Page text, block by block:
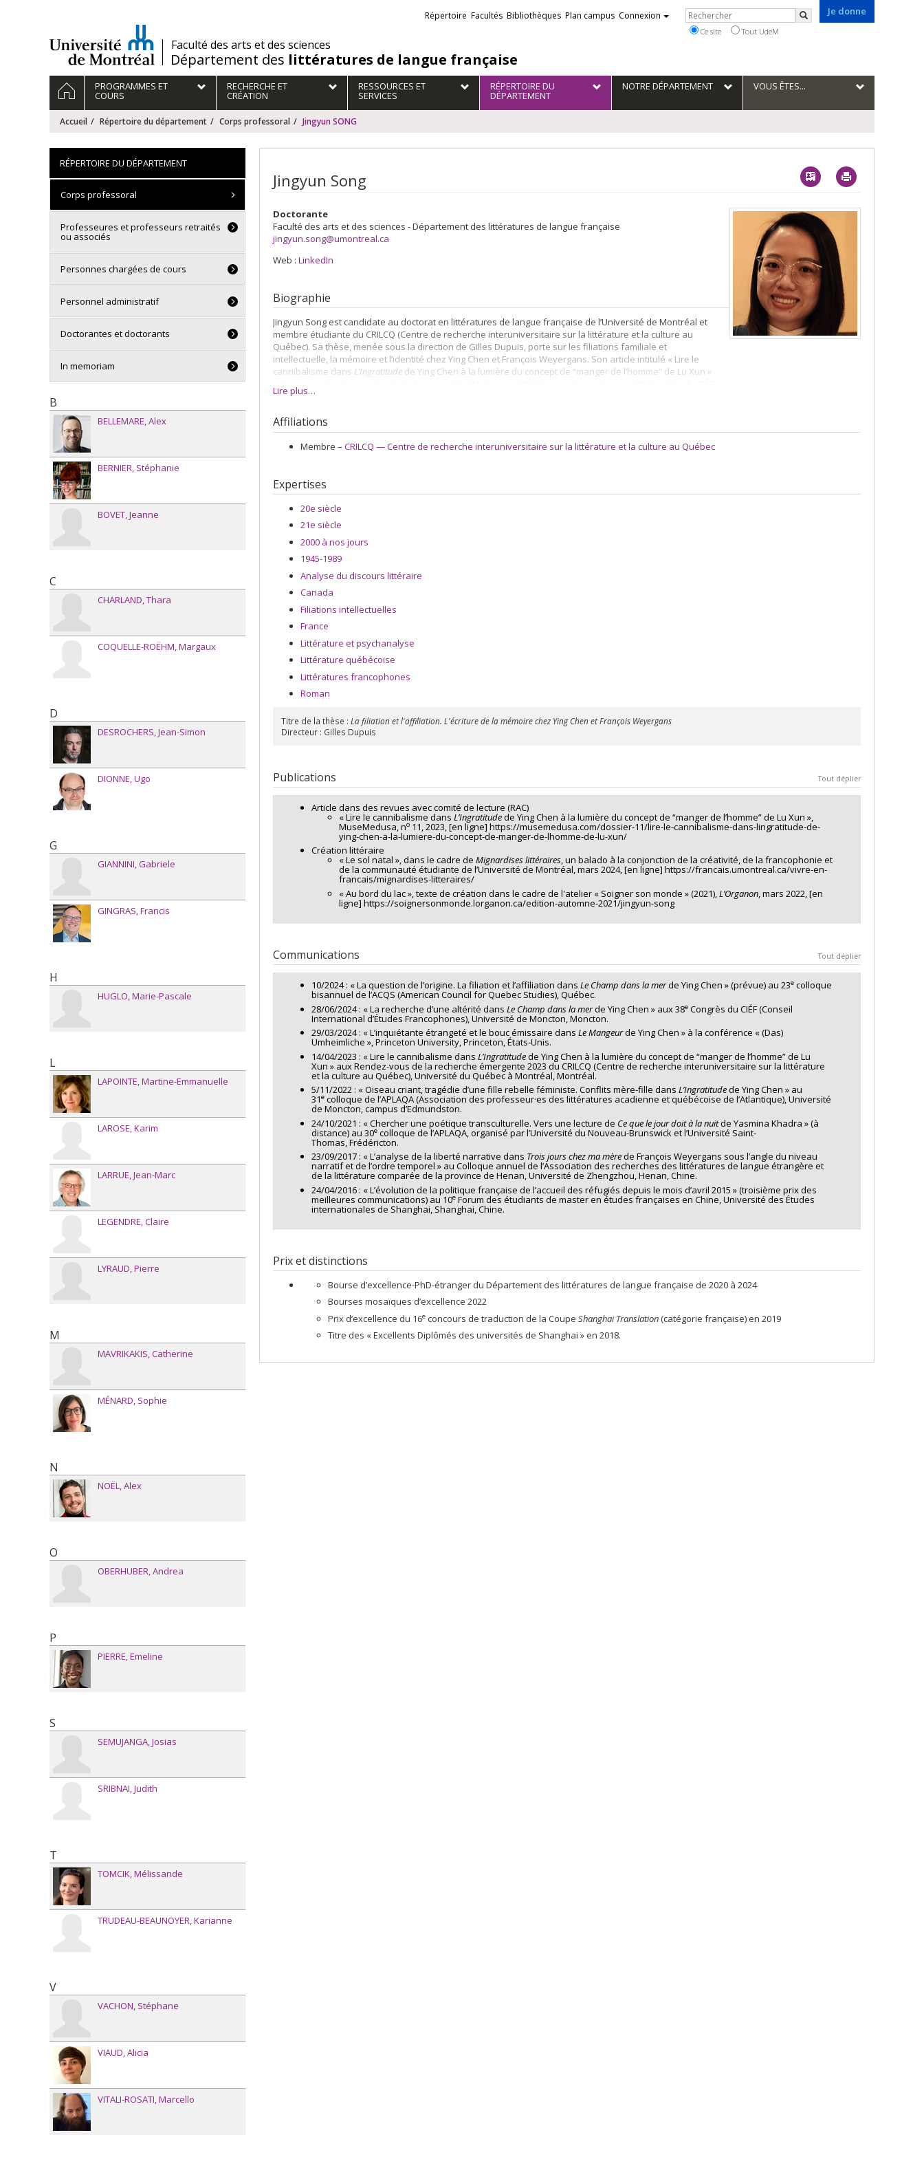
/Faculté des arts et des sciences
Département des littératures de langue française
Je donne
Liens
externes
Répertoire Facultés Bibliothèques Plan campus Connexion Rechercher
Rechercher
Ce site Tout UdeM
Navigation
principale
ACCUEILPROGRAMMES ET
COURS
RECHERCHE ET
CRÉATION
RESSOURCES ET
SERVICES
RÉPERTOIRE DU
DÉPARTEMENT
NOTRE DÉPARTEMENT VOUS ÊTES...
Accueil Répertoire du département Corps professoral Jingyun SONG
Jingyun Song Vcard
Doctorante
Faculté des arts et des sciences - Département des littératures de langue française
jingyun.song@umontreal.ca
Web : LinkedIn
Biographie
Jingyun Song est candidate au doctorat en littératures de langue française de l’Université de Montréal et
membre étudiante du CRILCQ (Centre de recherche interuniversitaire sur la littérature et la culture au
Québec). Sa thèse, menée sous la direction de Gilles Dupuis, porte sur les filiations familiale et
intellectuelle, la mémoire et l’identité chez Ying Chen et François Weyergans. Son article intitulé « Lire le
cannibalisme dans L’Ingratitude de Ying Chen à la lumière du concept de “manger de l’homme” de Lu Xun »
(Conseil International d’Études Francophones) en 2024 s’intitule « La recherche d’une altérité dans
Lire plus…
Affiliations
Membre – CRILCQ — Centre de recherche interuniversitaire sur la littérature et la culture au Québec
Expertises
20e siècle
21e siècle
2000 à nos jours
1945-1989
Analyse du discours littéraire
Canada
Filiations intellectuelles
France
Littérature et psychanalyse
Littérature québécoise
Littératures francophones
Roman
Titre de la thèse : La filiation et l'affiliation. L'écriture de la mémoire chez Ying Chen et François Weyergans
Directeur : Gilles Dupuis
Publications Tout déplier
Article dans des revues avec comité de lecture (RAC)
« Lire le cannibalisme dans L’Ingratitudede Ying Chen à la lumière du concept de “manger de l’homme” de Lu Xun »,
MuseMedusa, no 11, 2023, [en ligne] https://musemedusa.com/dossier-11/lire-le-cannibalisme-dans-lingratitude-de-
ying-chen-a-la-lumiere-du-concept-de-manger-de-lhomme-de-lu-xun/
Création littéraire
« Le sol natal », dans le cadre de Mignardises littéraires, un balado à la conjonction de la créativité, de la francophonie et
de la communauté étudiante de l’Université de Montréal, mars 2024, [en ligne] https://francais.umontreal.ca/vivre-en-
francais/mignardises-litteraires/
« Au bord du lac », texte de création dans le cadre de l'atelier « Soigner son monde » (2021),L’Organon, mars 2022, [en
ligne] https://soignersonmonde.lorganon.ca/edition-automne-2021/jingyun-song
Communications Tout déplier
10/2024 : « La question de l’origine. La filiation et l’affiliation dans Le Champ dans la merde Ying Chen » (prévue) au 23e colloque
bisannuel de l’ACQS (American Council for Quebec Studies), Québec.
28/06/2024 : « La recherche d’une altérité dans Le Champ dans la merde Ying Chen » aux 38e Congrès du CIÉF (Conseil
International d’Études Francophones), Université de Moncton, Moncton.
29/03/2024 : « L’inquiétante étrangeté et le bouc émissaire dans Le Mangeurde Ying Chen » à la conférence « (Das)
Umheimliche », Princeton University, Princeton, États-Unis.
14/04/2023 : « Lire le cannibalisme dans L’Ingratitudede Ying Chen à la lumière du concept de “manger de l’homme” de Lu
Xun » aux Rendez-vous de la recherche émergente 2023 du CRILCQ (Centre de recherche interuniversitaire sur la littérature
et la culture au Québec), Université du Québec à Montréal, Montréal.
5/11/2022 : « Oiseau criant, tragédie d’une fille rebelle féministe. Conflits mère-fille dans L’Ingratitudede Ying Chen » au
31e colloque de l’APLAQA (Association des professeur·es des littératures acadienne et québécoise de l’Atlantique), Université
de Moncton, campus d’Edmundston.
24/10/2021 : « Chercher une poétique transculturelle. Vers une lecture de Ce que le jour doit à la nuitde Yasmina Khadra » (à
distance) au 30e colloque de l’APLAQA, organisé par l’Université du Nouveau-Brunswick et l’Université Saint-
Thomas, Frédéricton.
23/09/2017 : « L’analyse de la liberté narrative dans Trois jours chez ma mèrede François Weyergans sous l’angle du niveau
narratif et de l’ordre temporel » au Colloque annuel de l’Association des recherches des littératures de langue étrangère et
de la littérature comparée de la province de Henan, Université de Zhengzhou, Henan, Chine.
24/04/2016 : « L’évolution de la politique française de l’accueil des réfugiés depuis le mois d’avril 2015 » (troisième prix des
meilleures communications) au 10e Forum des étudiants de master en études françaises en Chine, Université des Études
internationales de Shanghai, Shanghai, Chine.
Prix et distinctions
Bourse d’excellence-PhD-étranger du Département des littératures de langue française de 2020 à 2024
Bourses mosaïques d’excellence 2022
Prix d’excellence du 16e concours de traduction de la Coupe Shanghai Translation(catégorie française) en 2019
Titre des « Excellents Diplômés des universités de Shanghai » en 2018.
RÉPERTOIRE DU DÉPARTEMENT
Corps professoral
Professeures et professeurs retraités
ou associés
Personnes chargées de cours
Personnel administratif
Doctorantes et doctorants
In memoriam
B
BELLEMARE Alex
BERNIER Stéphanie
BOVET Jeanne
C
CHARLAND Thara
COQUELLE-ROËHM Margaux
D
DESROCHERS Jean-Simon
DIONNE Ugo
G
GIANNINI Gabriele
GINGRAS Francis
H
HUGLO Marie-Pascale
L
LAPOINTE Martine-Emmanuelle
LAROSE Karim
LARRUE Jean-Marc
LEGENDRE Claire
LYRAUD Pierre
M
MAVRIKAKIS Catherine
MÉNARD Sophie
N
NOËL Alex
O
OBERHUBER Andrea
P
PIERRE Emeline
S
SEMUJANGA Josias
SRIBNAI Judith
T
TOMCIK Mélissande
TRUDEAU-BEAUNOYER Karianne
V
VACHON Stéphane
VIAUD Alicia
VITALI-ROSATI Marcello